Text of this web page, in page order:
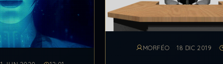
MORFÉO 18 DIC 2019